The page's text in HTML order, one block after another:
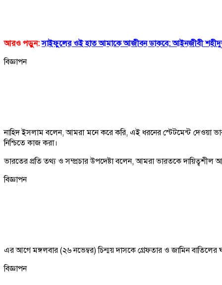
আরও পড়ুন: সাইফুলের ওই হাত আমাকে আজীবন ডাকবে: আইনজীবী
বিজ্ঞাপন
নাহিদ ইসলাম বলেন, আমরা মনে করে করি, এই ধরনের স্টেটমেন্ট দেওয়া
নিশ্চিতে কাজ করা।
ভারতের প্রতি তথ্য ও সম্প্রচার উপদেষ্টা বলেন, আমরা ভারতকে দায়িত্বশীল
বিজ্ঞাপন
এর আগে মঙ্গলবার (২৬ নভেম্বর) চিন্ময় দাসকে গ্রেফতার ও জামিন বাতিলের
বিজ্ঞাপন